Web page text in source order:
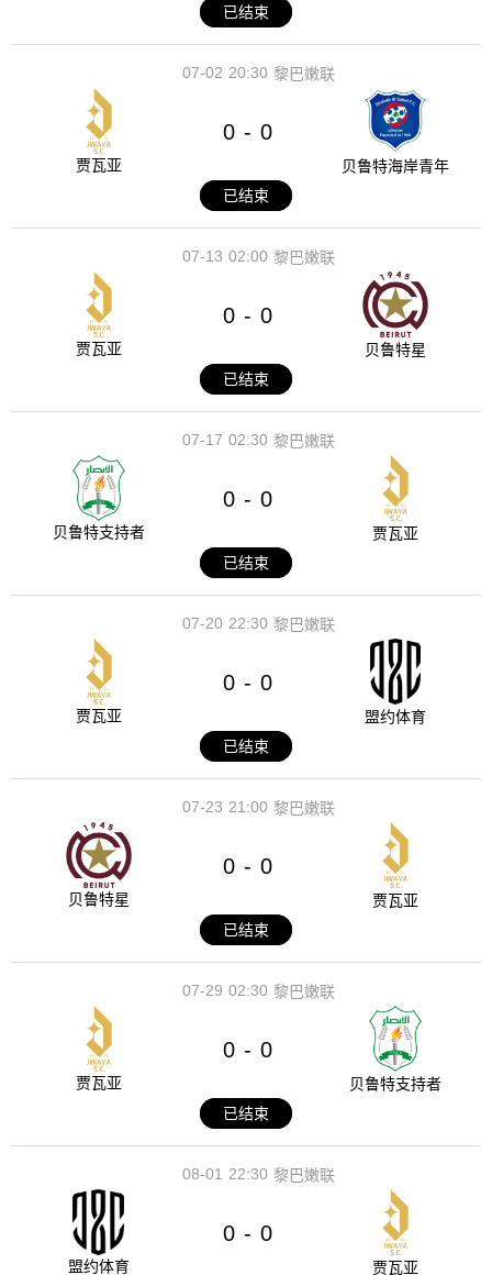
已结束
20:30
07-02 黎巴嫩联
贾瓦亚
0 - 0
贝鲁特海岸青年
已结束
02:00
07-13 黎巴嫩联
贾瓦亚
0 - 0
贝鲁特星
已结束
02:30
07-17 黎巴嫩联
贝鲁特支持者
0 - 0
贾瓦亚
已结束
22:30
07-20 黎巴嫩联
贾瓦亚
0 - 0
盟约体育
已结束
21:00
07-23 黎巴嫩联
贝鲁特星
0 - 0
贾瓦亚
已结束
02:30
07-29 黎巴嫩联
贾瓦亚
0 - 0
贝鲁特支持者
已结束
22:30
08-01 黎巴嫩联
盟约体育
0 - 0
贾瓦亚